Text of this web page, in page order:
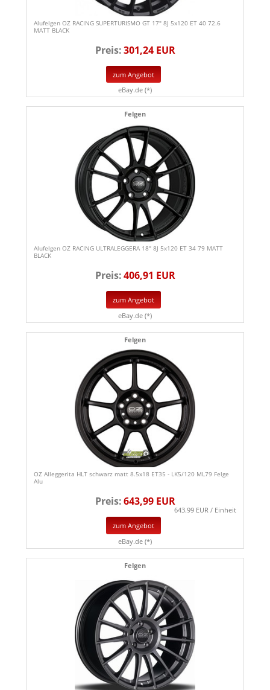
Alufelgen OZ RACING SUPERTURISMO GT 17" 8J 5x120 ET 40 72.6
MATT BLACK
Preis:301,24 EUR
zum Angebot
eBay.de (*)
Felgen
Alufelgen OZ RACING ULTRALEGGERA 18" 8J 5x120 ET 34 79 MATT
BLACK
Preis:406,91 EUR
zum Angebot
eBay.de (*)
Felgen
OZ Alleggerita HLT schwarz matt 8.5x18 ET35 - LK5/120 ML79 Felge
Alu
Preis:643,99 EUR
643.99 EUR / Einheit
zum Angebot
eBay.de (*)
Felgen